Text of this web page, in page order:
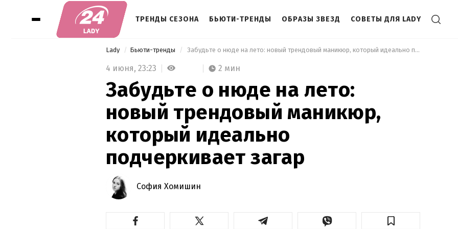
ТРЕНДЫ СЕЗОНА БЬЮТИ-ТРЕНДЫ ОБРАЗЫ ЗВЕЗД СОВЕТЫ ДЛЯ LADY
Lady Бьюти-тренды Забудьте о нюде на лето: новый трендовый маникюр, который идеально подчеркивает загар
4 июня, 23:23 2 мин
Забудьте о нюде на лето:
новый трендовый маникюр,
который идеально
подчеркивает загар
София Хомишин